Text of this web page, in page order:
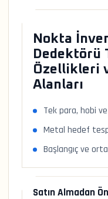
Nokta
Dedektörü
Özellikleri
Alanları
Tek para, hobi
Metal hedef
Başlangıç ve
Satın Almadan